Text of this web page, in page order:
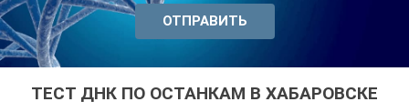
ТЕСТ ДНК ПО ОСТАНКАМ В ХАБАРОВСКЕ